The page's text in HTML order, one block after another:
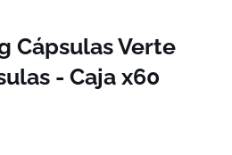
CápsulasVerte
- Caja x60